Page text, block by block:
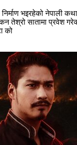
निर्माण भइरहेको नेपाली
तेश्रो सातामा प्रवेश
को